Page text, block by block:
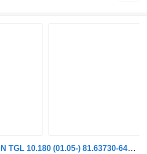
Oglindă rampă MAN TGL 10.180 (01.05-) 81.63730-6450 pentru cap tractor MAN TGL, TGM, TGS, TGX (2005-2021)